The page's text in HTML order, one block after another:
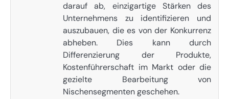
darauf ab, einzigartige Stärken des
Unternehmens zu identifizieren und
auszubauen, die es von der Konkurrenz
abheben. Dies kann durch
Differenzierung der Produkte,
Kostenführerschaft im Markt oder die
gezielte Bearbeitung von
Nischensegmenten geschehen.